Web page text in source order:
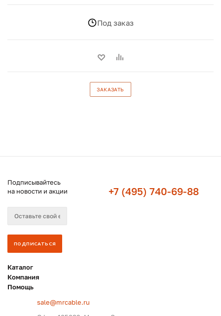
Под заказ
ЗАКАЗАТЬ
Подписывайтесь
на новости и акции
+7 (495) 740-69-88
Каталог
Компания
Помощь
sale@mrcable.ru